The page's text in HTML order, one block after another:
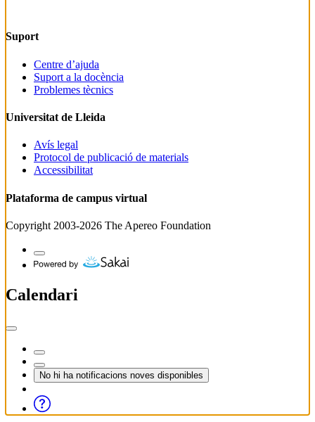
Suport
Centre d’ajuda
Suport a la docència
Problemes tècnics
Universitat de Lleida
Avís legal
Protocol de publicació de materials
Accessibilitat
Plataforma de campus virtual
Copyright 2003-2026 The Apereo Foundation
Calendari
No hi ha notificacions noves disponibles